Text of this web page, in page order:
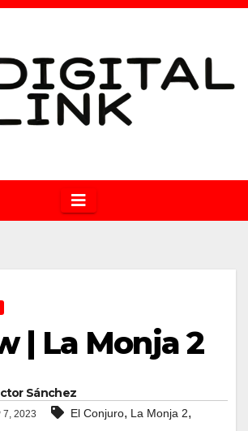
| La Monja 2
Sánchez
7, 2023 El Conjuro, La Monja 2,